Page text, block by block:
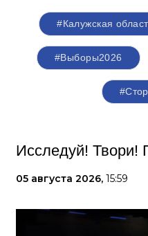
#Калужская
#Выборы2026
Исследуй! Твори!
05 августа 2026, 15:59